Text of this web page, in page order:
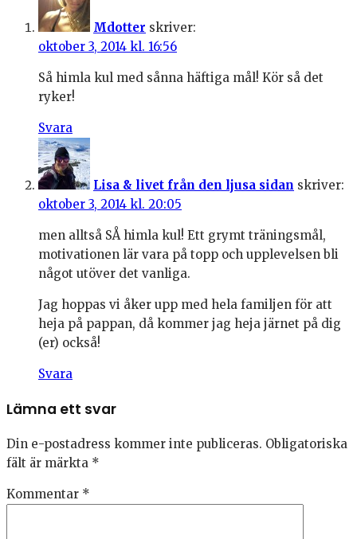
Mdotter skriver:
oktober 3, 2014 kl. 16:56
Så himla kul med sånna häftiga mål! Kör så det
ryker!
Svara
Lisa & livet från den ljusa sidan skriver:
oktober 3, 2014 kl. 20:05
men alltså SÅ himla kul! Ett grymt träningsmål,
motivationen lär vara på topp och upplevelsen bli
något utöver det vanliga.
Jag hoppas vi åker upp med hela familjen för att
heja på pappan, då kommer jag heja järnet på dig
(er) också!
Svara
Lämna ett svar
Din e-postadress kommer inte publiceras. Obligatoriska
fält är märkta *
Kommentar *